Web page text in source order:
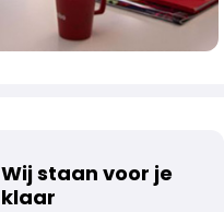
Wij staan voor je
klaar